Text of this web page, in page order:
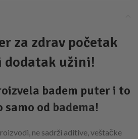
za zdrav početak
dodatak užini!
badem puter i to
od badema!
ne sadrži aditive, veštačke